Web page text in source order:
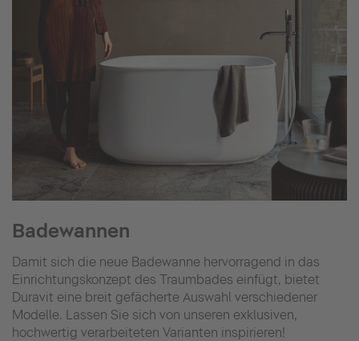
Badewannen
Damit sich die neue Badewanne hervorragend in das
Einrichtungskonzept des Traumbades einfügt, bietet
Duravit eine breit gefächerte Auswahl verschiedener
Modelle. Lassen Sie sich von unseren exklusiven,
hochwertig verarbeiteten Varianten inspirieren!